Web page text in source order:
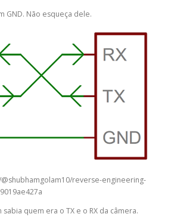
GND. Não esqueça dele.
reverse-engineering-
quem era o TX e o RX da câmera.